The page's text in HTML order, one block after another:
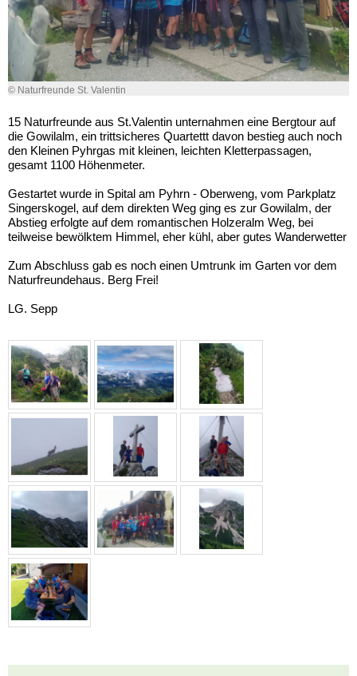
© Naturfreunde St. Valentin
15 Naturfreunde aus St.Valentin unternahmen eine Bergtour auf
die Gowilalm, ein trittsicheres Quartettt davon bestieg auch noch
den Kleinen Pyhrgas mit kleinen, leichten Kletterpassagen,
gesamt 1100 Höhenmeter.
Gestartet wurde in Spital am Pyhrn - Oberweng, vom Parkplatz
Singerskogel, auf dem direkten Weg ging es zur Gowilalm, der
Abstieg erfolgte auf dem romantischen Holzeralm Weg, bei
teilweise bewölktem Himmel, eher kühl, aber gutes Wanderwetter
Zum Abschluss gab es noch einen Umtrunk im Garten vor dem
Naturfreundehaus. Berg Frei!
LG. Sepp